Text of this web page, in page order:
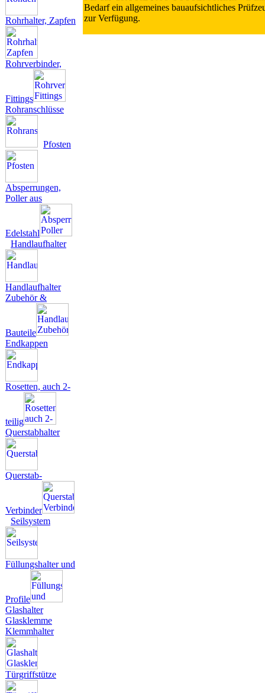
Rohrhalter, Zapfen
Rohrverbinder,
Fittings
Rohranschlüsse
Pfosten
Absperrungen,
Poller aus
Edelstahl
Handlaufhalter
Handlaufhalter
Zubehör &
Bauteile
Endkappen
Rosetten, auch 2-
teilig
Querstabhalter
Querstab-
Verbinder
Seilsystem
Füllungshalter und
Profile
Glashalter
Glasklemme
Klemmhalter
Türgriffstütze
Bedarf ein allgemeines bauaufsichtliches
zur Verfügung.